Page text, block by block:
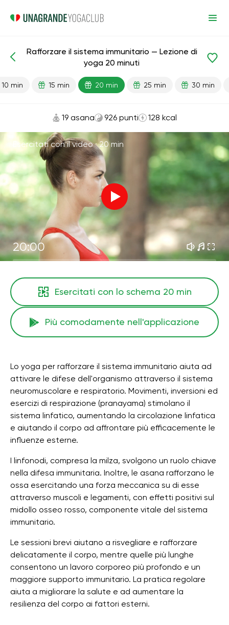
Immunità
Rafforzare il sistema immunitario — Lezione di
yoga 20 minuti
10 min 15 min 20 min 25 min 30 min
19 asana 926 punti 128 kcal
Esercitati con il video ·20 min
20:00
Esercitati con lo schema 20 min
Più comodamente nell'applicazione
Lo yoga per rafforzare il sistema immunitario aiuta ad
attivare le difese dell'organismo attraverso il sistema
neuromuscolare e respiratorio. Movimenti, inversioni ed
esercizi di respirazione (pranayama) stimolano il
sistema linfatico, aumentando la circolazione linfatica
e aiutando il corpo ad affrontare più efficacemente le
influenze esterne.
I linfonodi, compresa la milza, svolgono un ruolo chiave
nella difesa immunitaria. Inoltre, le asana rafforzano le
ossa esercitando una forza meccanica su di esse
attraverso muscoli e legamenti, con effetti positivi sul
midollo osseo rosso, componente vitale del sistema
immunitario.
Le sessioni brevi aiutano a risvegliare e rafforzare
delicatamente il corpo, mentre quelle più lunghe
consentono un lavoro corporeo più profondo e un
maggiore supporto immunitario. La pratica regolare
aiuta a migliorare la salute e ad aumentare la
resilienza del corpo ai fattori esterni.